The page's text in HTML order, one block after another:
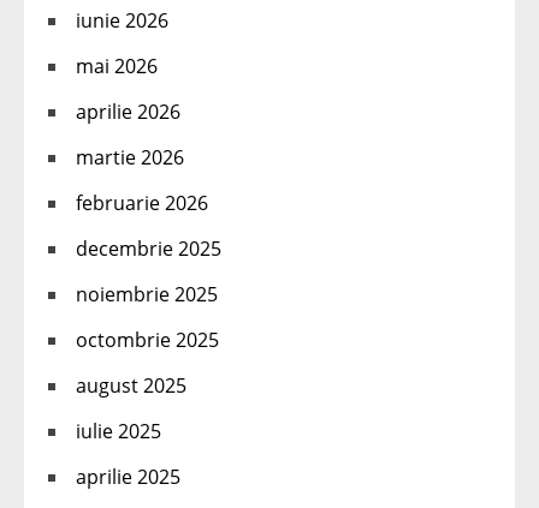
iunie 2026
mai 2026
aprilie 2026
martie 2026
februarie 2026
decembrie 2025
noiembrie 2025
octombrie 2025
august 2025
iulie 2025
aprilie 2025